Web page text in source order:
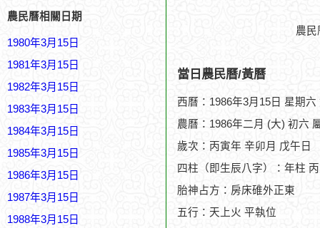
農民曆相關日期
1980年3月15日
1981年3月15日
1982年3月15日
1983年3月15日
1984年3月15日
1985年3月15日
1986年3月15日
1987年3月15日
1988年3月15日
農
當日農民曆/黃曆
西曆：1986年3月15日 星期六
農曆：1986年二月 (大) 初六
歲次：丙寅年 辛卯月 戊午日
四柱（即生辰八字）：年柱
胎神占方：房床碓外正東
五行：天上火 平執位